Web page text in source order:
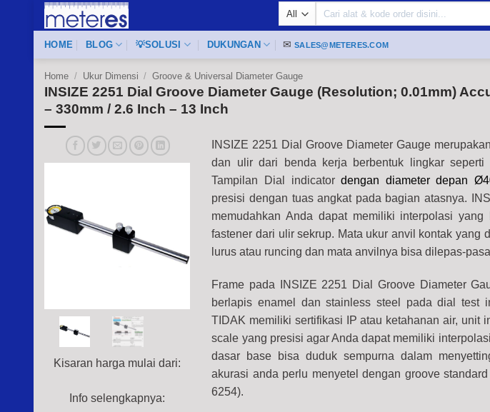
Skip
content
HOME BLOG 💡SOLUSI DUKUNGAN ✉SALES@METERES.COM
Home / Ukur Dimensi / Groove & Universal Diameter Gauge
INSIZE 2251 Dial Groove Diameter Gauge (Resolution; 0.01mm)
– 330mm / 2.6 Inch – 13 Inch
Kisaran harga mulai dari:
Info selengkapnya:
INSIZE 2251 Dial Groove Diameter Gauge
dan ulir dari benda kerja berbentuk lingkar
Tampilan Dial indicatordengan diameter depan
presisi dengan tuas angkat pada bagian atasnya.
memudahkan Anda dapat memiliki interpolasi
fastener dari ulir sekrup. Mata ukur anvil kontak yang
lurus atau runcing dan mata anvilnya bisa dilepas-
Frame pada INSIZE 2251 Dial Groove Diameter
berlapis enamel dan stainless steel pada dial test
TIDAK memiliki sertifikasi IP atau ketahanan air, unit
scale yang presisi agar Anda dapat memiliki
dasar base bisa duduk sempurna dalam
akurasi anda perlu menyetel dengan groove
6254).